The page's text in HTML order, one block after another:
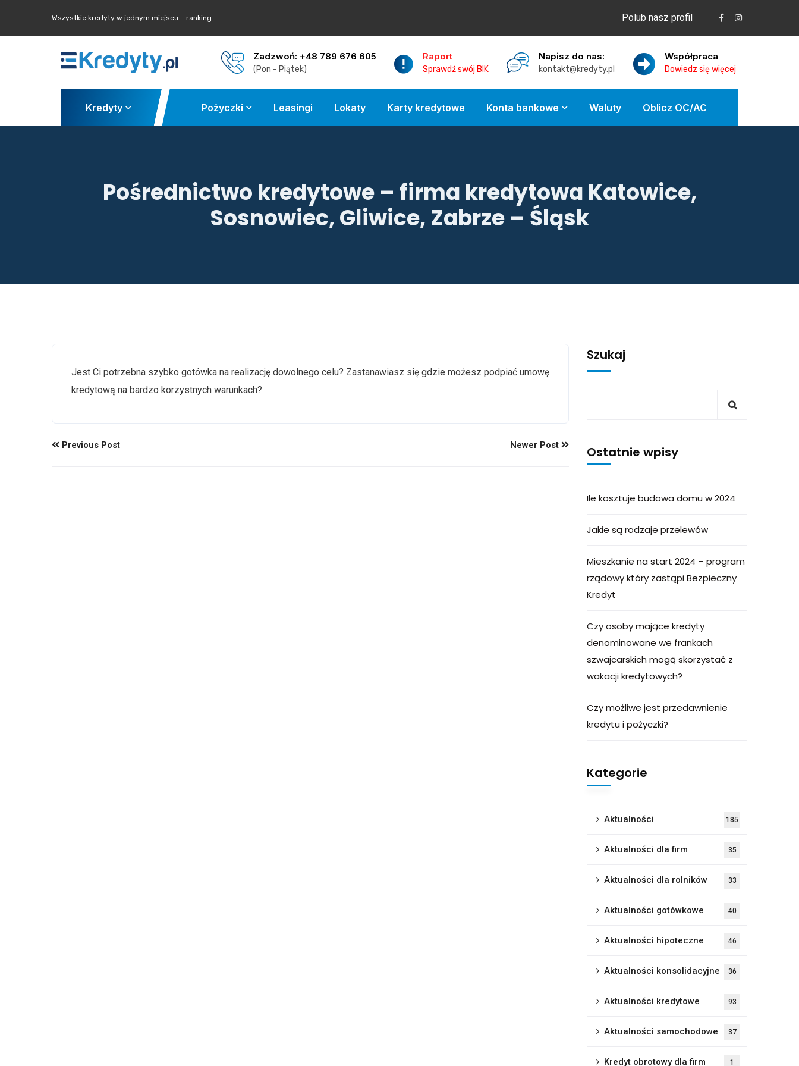
Wszystkie kredyty w jednym miejscu – ranking Polub nasz profil
Zadzwoń: +48 789 676 605
(Pon - Piątek)
Raport
Sprawdź swój BIK
Napisz do nas:
kontakt@kredyty.pl
Współpraca
Dowiedz się więcej
Kredyty Pożyczki Leasingi Lokaty Karty kredytowe Konta bankowe Waluty Oblicz OC/AC
Pośrednictwo kredytowe – firma kredytowa Katowice,
Sosnowiec, Gliwice, Zabrze – Śląsk
Jest Ci potrzebna szybko gotówka na realizację dowolnego celu? Zastanawiasz się gdzie możesz podpiać umowę
kredytową na bardzo korzystnych warunkach?
Previous Post Newer Post
Szukaj
Ostatnie wpisy
Ile kosztuje budowa domu w 2024
Jakie są rodzaje przelewów
Mieszkanie na start 2024 – program
rządowy który zastąpi Bezpieczny
Kredyt
Czy osoby mające kredyty
denominowane we frankach
szwajcarskich mogą skorzystać z
wakacji kredytowych?
Czy możliwe jest przedawnienie
kredytu i pożyczki?
Kategorie
Aktualności 185
Aktualności dla firm 35
Aktualności dla rolników 33
Aktualności gotówkowe 40
Aktualności hipoteczne 46
Aktualności konsolidacyjne 36
Aktualności kredytowe 93
Aktualności samochodowe 37
Kredyt obrotowy dla firm 1